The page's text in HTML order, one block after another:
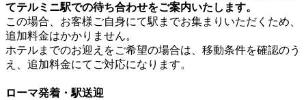
てテルミニ駅での待ち合わせをご案内いたします。
この場合、お客様ご自身にて駅までお集まりいただくため、
追加料金はかかりません。
ホテルまでのお迎えをご希望の場合は、移動条件を確認のう
え、追加料金にてご対応になります。
ローマ発着・駅送迎